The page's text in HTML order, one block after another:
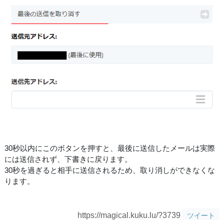
30秒以内にこのボタンを押すと、最後に送信したメールは実際
には送信されず、下書きに戻ります。
30秒を過ぎると相手に送信されるため、取り消しができなくな
ります。
https://magical.kuku.lu/?3739 ツイート